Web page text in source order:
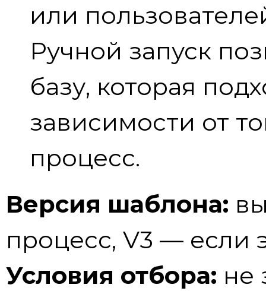
или
Ручной запуск
базу, которая
зависимости от
процесс.
Версия шаблона:
процесс, V3 — если
Условия отбора: не